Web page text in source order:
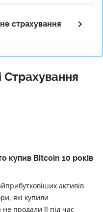
страхування
купив Bitcoin 10 років
активів
які купили
продали її під час